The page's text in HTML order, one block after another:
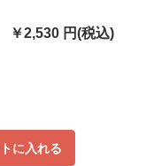
￥2,530 円(税込)
に入れる